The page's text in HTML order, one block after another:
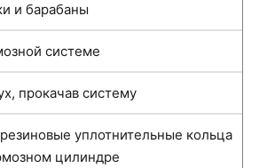
и барабаны
системе
прокачав систему
уплотнительные кольца
цилиндре